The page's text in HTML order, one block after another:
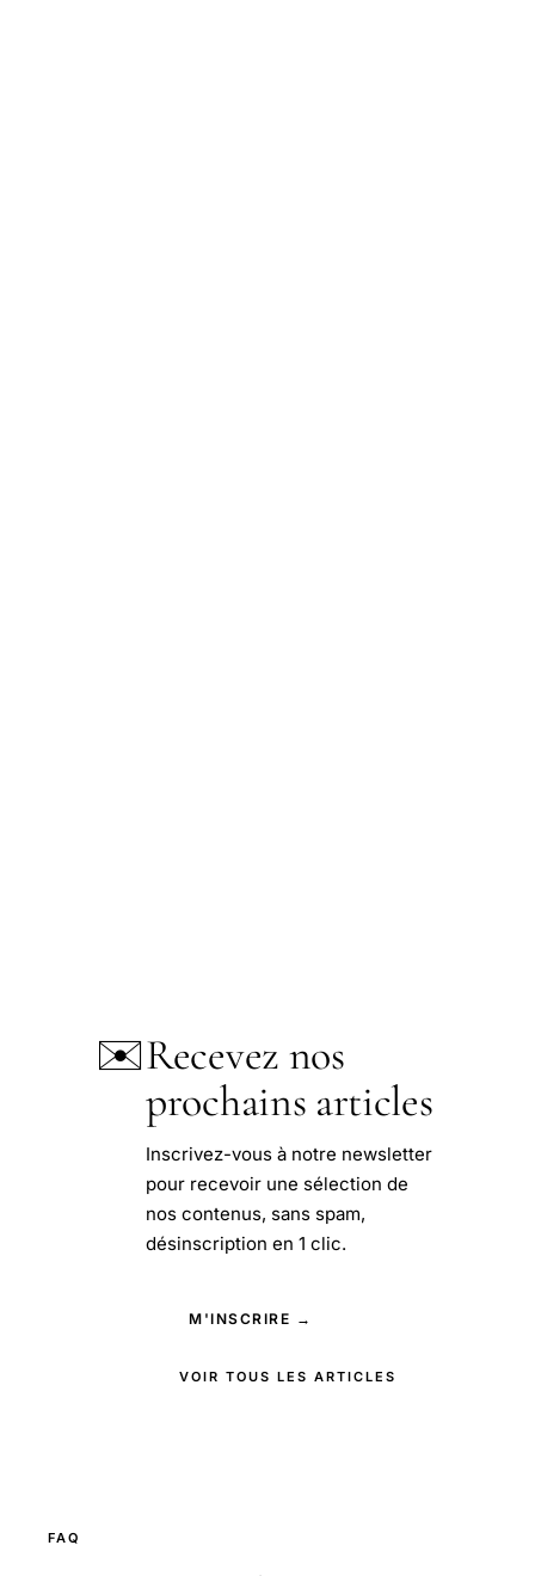
✉️Recevez nos
prochains articles
Inscrivez-vous à notre newsletter
pour recevoir une sélection de
nos contenus, sans spam,
désinscription en 1 clic.
M'INSCRIRE →
VOIR TOUS LES ARTICLES
FAQ